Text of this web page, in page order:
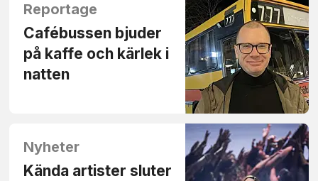
Reportage
Cafébussen bjuder
på kaffe och kärlek i
natten
Nyheter
Kända artister sluter